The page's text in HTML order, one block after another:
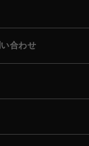
合わせ